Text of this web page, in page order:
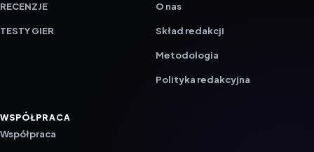
RECENZJE
TESTY GIER
O nas
Skład redakcji
Metodologia
Polityka redakcyjna
WSPÓŁPRACA
Współpraca